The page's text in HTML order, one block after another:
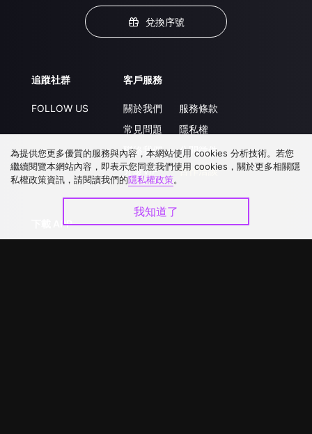
兌換序號
追蹤社群
FOLLOW US
客戶服務
關於我們
常見問題
聯絡我們
升級VIP
服務條款
隱私權
公開徵件
合作洽談
下載 APP
為提供您更多優質的服務與內容，本網站使用 cookies 分析技術。若您
繼續閱覽本網站內容，即表示您同意我們使用 cookies，關於更多相關隱
私權政策資訊，請閱讀我們的隱私權政策。
我知道了